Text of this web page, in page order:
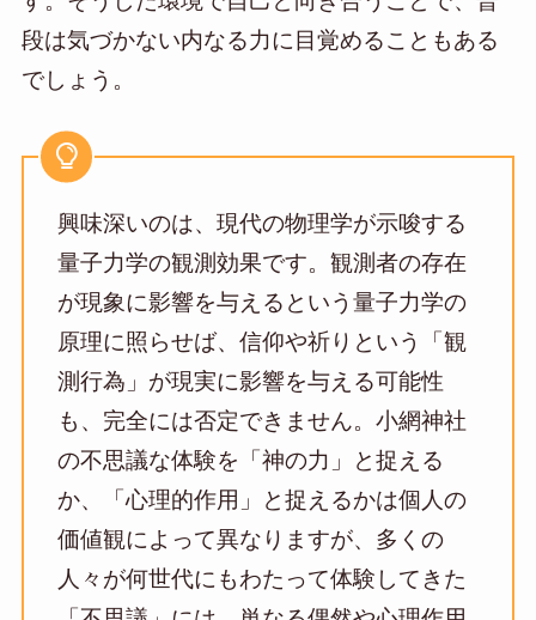
段は気づかない内なる力に目覚めることもある
でしょう。
興味深いのは、現代の物理学が示唆する
量子力学の観測効果です。観測者の存在
が現象に影響を与えるという量子力学の
原理に照らせば、信仰や祈りという「観
測行為」が現実に影響を与える可能性
も、完全には否定できません。小網神社
の不思議な体験を「神の力」と捉える
か、「心理的作用」と捉えるかは個人の
価値観によって異なりますが、多くの
人々が何世代にもわたって体験してきた